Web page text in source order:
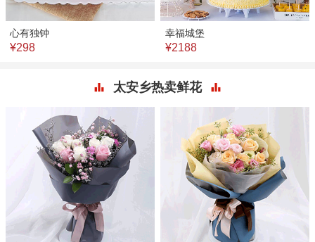
心有独钟
¥298
幸福城堡
¥2188
太安乡热卖鲜花